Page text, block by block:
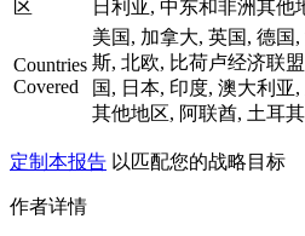
区 日利亚, 中东和非洲其他
Countries
Covered
美国, 加拿大, 英国, 德国
斯, 北欧, 比荷卢经济联
国, 日本, 印度, 澳大利亚
其他地区, 阿联酋, 土耳
定制本报告 以匹配您的战略目标
作者详情